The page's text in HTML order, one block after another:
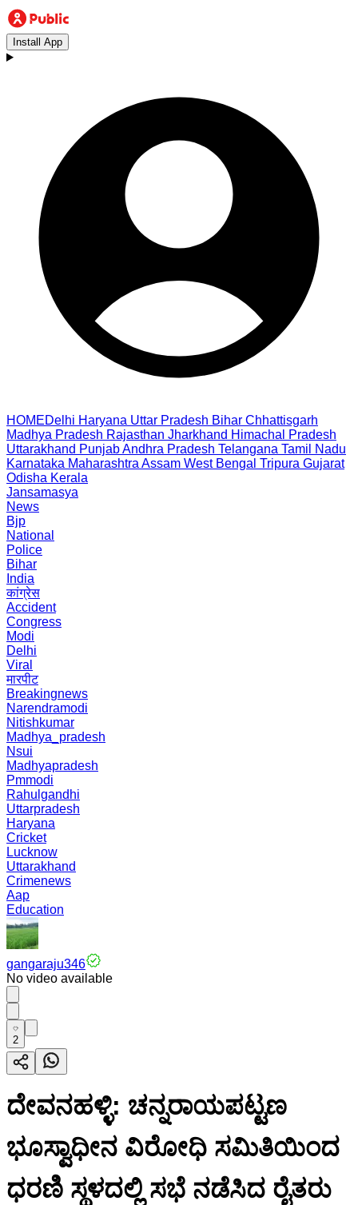
Install App
HOMEDelhi Haryana Uttar Pradesh Bihar Chhattisgarh
Madhya Pradesh Rajasthan Jharkhand Himachal Pradesh
Uttarakhand PunjabAndhra Pradesh Telangana Tamil Nadu
Karnataka Maharashtra Assam West Bengal Tripura Gujarat
Odisha Kerala
Jansamasya
News
Bjp
National
Police
Bihar
India
कांग्रेस
Accident
Congress
Modi
Delhi
Viral
मारपीट
Breakingnews
Narendramodi
Nitishkumar
Madhya_pradesh
Nsui
Madhyapradesh
Pmmodi
Rahulgandhi
Uttarpradesh
Haryana
Cricket
Lucknow
Uttarakhand
Crimenews
Aap
Education
gangaraju346
No video available
2
ದೇವನಹಳ್ಳಿ: ಚನ್ನರಾಯಪಟ್ಟಣ
ಭೂಸ್ವಾಧೀನ ವಿರೋಧಿ ಸಮಿತಿಯಿಂದ
ಧರಣಿ ಸ್ಥಳದಲ್ಲಿ ಸಭೆ ನಡೆಸಿದ ರೈತರು